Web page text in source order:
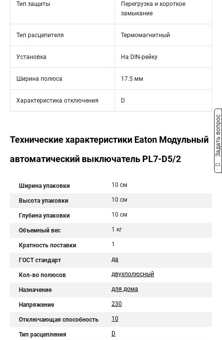
Тип защиты
Перегрузка и короткое
замыкание
Тип расцепителя Термомагнитный
Установка На DIN-рейку
Ширина полюса 17.5 мм
Характеристика отключения D
Технические характеристики Eaton Модульный
автоматический выключатель PL7-D5/2
Ширина упаковки 10 см
Высота упаковки 10 см
Глубина упаковки 10 см
Объемный вес 1 кг
Кратность поставки 1
ГОСТ стандарт да
Кол-во полюсов двухполюсный
Назначение для дома
Напряжение 230
Отключающая способность 10
Тип расцепления D
Задать вопрос